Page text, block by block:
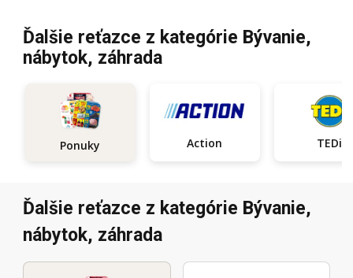
Ďalšie reťazce z kategórie Bývanie,
nábytok, záhrada
Ponuky Action TEDi
Ďalšie reťazce z kategórie Bývanie,
nábytok, záhrada